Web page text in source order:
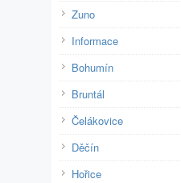
Zuno
Informace
Bohumín
Bruntál
Čelákovice
Děčín
Hořice